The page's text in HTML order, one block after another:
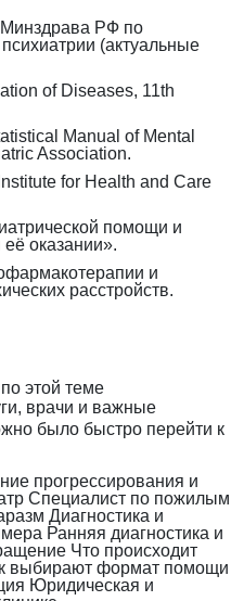
Минздрава РФ по
(актуальные
of Diseases, 11th
Manual of Mental
Association.
for Health and Care
помощи и
оказании».
и
расстройств.
этой теме
врачи и важные
было быстро перейти к
прогрессирования и
Специалист по пожилым
Диагностика и
Ранняя диагностика и
Что происходит
выбирают формат помощи
Юридическая и